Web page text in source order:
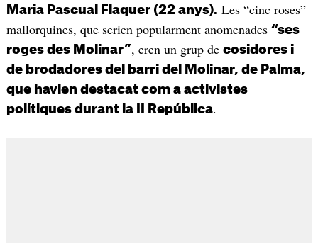
Maria Pascual Flaquer (22 anys). Les “cinc roses”
mallorquines, que serien popularment anomenades “ses
roges des Molinar”, eren un grup de cosidores i
de brodadores del barri del Molinar, de Palma,
que havien destacat com a activistes
polítiques durant la II República.